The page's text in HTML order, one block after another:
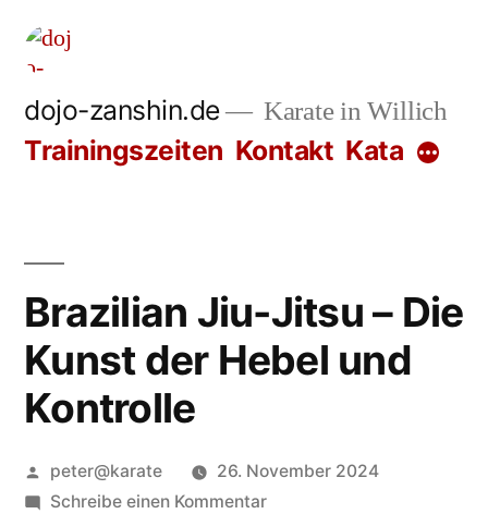
Zum
Inhalt
springen
dojo-zanshin.de Karate in Willich
Trainingszeiten Kontakt Kata
Brazilian Jiu-Jitsu – Die
Kunst der Hebel und
Kontrolle
Veröffentlicht
von
peter@karate
26. November 2024
Schreibe einen Kommentarzu